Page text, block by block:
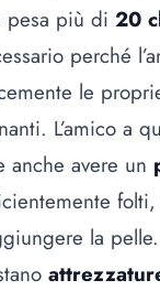
pesa più di 20
perché
le
L’amico a
anche avere un
la pelle.